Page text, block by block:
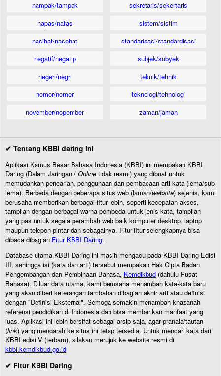
nampak/tampak
napas/nafas
nasihat/nasehat
negatif/negatip
negeri/negri
nomor/nomer
november/nopember
sekretaris/sekertaris
sistem/sistim
standarisasi/standardisasi
subjek/subyek
teknik/tehnik
teknologi/tehnologi
zaman/jaman
✔ Tentang KBBI daring ini
Aplikasi Kamus Besar Bahasa Indonesia (KBBI) ini merupakan KBBI
Daring (Dalam Jaringan / Online tidak resmi) yang dibuat untuk
memudahkan pencarian, penggunaan dan pembacaan arti kata (lema/sub
lema). Berbeda dengan beberapa situs web (laman/website) sejenis, kami
berusaha memberikan berbagai fitur lebih, seperti kecepatan akses,
tampilan dengan berbagai warna pembeda untuk jenis kata, tampilan
yang pas untuk segala perambah web baik komputer desktop, laptop
maupun telepon pintar dan sebagainya. Fitur-fitur selengkapnya bisa
dibaca dibagian Fitur KBBI Daring.
Database utama KBBI Daring ini masih mengacu pada KBBI Daring Edisi
III, sehingga isi (kata dan arti) tersebut merupakan Hak Cipta Badan
Pengembangan dan Pembinaan Bahasa, Kemdikbud (dahulu Pusat
Bahasa). Diluar data utama, kami berusaha menambah kata-kata baru
yang akan diberi keterangan tambahan dibagian akhir arti atau definisi
dengan "Definisi Eksternal". Semoga semakin menambah khazanah
referensi pendidikan di Indonesia dan bisa memberikan manfaat yang
luas. Aplikasi ini lebih bersifat sebagai arsip saja, agar pranala/tautan
(link) yang mengarah ke situs ini tetap tersedia. Untuk mencari kata dari
KBBI edisi V (terbaru), silakan merujuk ke website resmi di
kbbi.kemdikbud.go.id
✔ Fitur KBBI Daring